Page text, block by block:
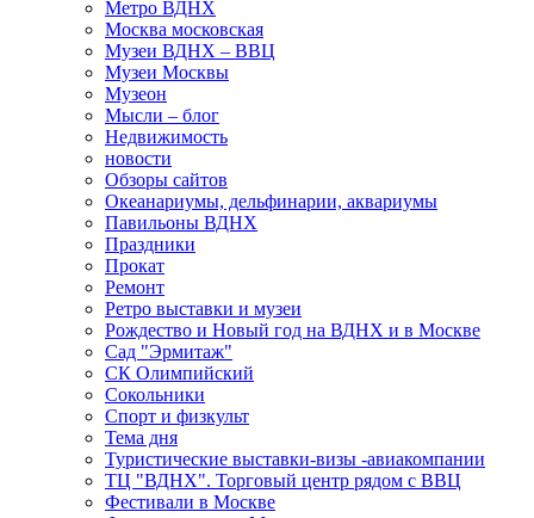
Метро ВДНХ
Москва московская
Музеи ВДНХ – ВВЦ
Музеи Москвы
Музеон
Мысли – блог
Недвижимость
новости
Обзоры сайтов
Океанариумы, дельфинарии, аквариумы
Павильоны ВДНХ
Праздники
Прокат
Ремонт
Ретро выставки и музеи
Рождество и Новый год на ВДНХ и в Москве
Сад "Эрмитаж"
СК Олимпийский
Сокольники
Спорт и физкульт
Тема дня
Туристические выставки-визы -авиакомпании
ТЦ "ВДНХ". Торговый центр рядом с ВВЦ
Фестивали в Москве